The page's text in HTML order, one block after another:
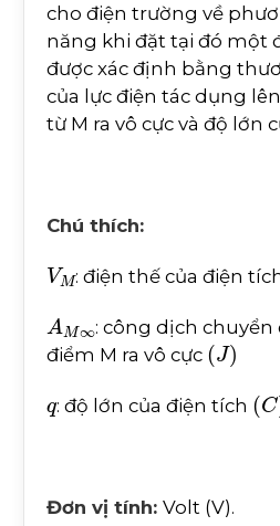
cho điện trường về
năng khi đặt tại đó một
được xác định bằng
của lực điện tác dụng lên
từ M ra vô cực và độ lớn
Chú thích:
VM : điện thế của điện
A
: công dịch chuyển
điểm M ra vô cực (J)
: độ lớn của điện tích (C
Đơn vị tính: Volt (V).